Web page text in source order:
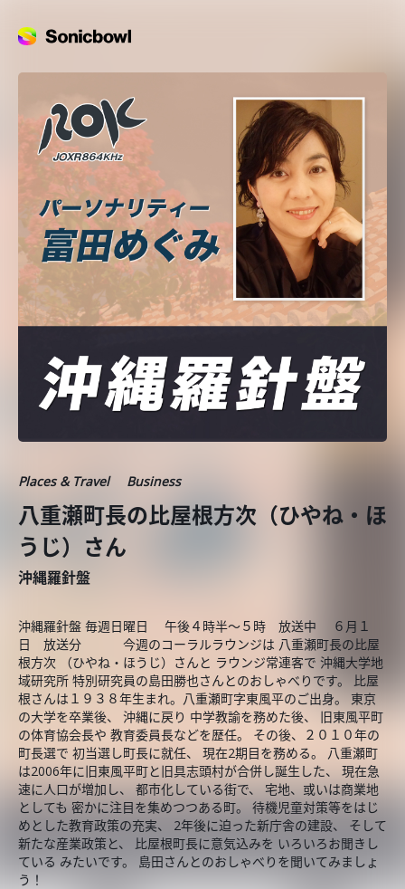
Places & Travel Business
八重瀬町長の比屋根方次（ひやね・ほ
うじ）さん
沖縄羅針盤
沖縄羅針盤 毎週日曜日 午後４時半～５時 放送中 ６月１
日 放送分 今週のコーラルラウンジは 八重瀬町長の比屋
根方次 （ひやね・ほうじ）さんと ラウンジ常連客で 沖縄大学地
域研究所 特別研究員の島田勝也さんとのおしゃべりです。 比屋
根さんは１９３８年生まれ。八重瀬町字東風平のご出身。 東京
の大学を卒業後、 沖縄に戻り 中学教諭を務めた後、 旧東風平町
の体育協会長や 教育委員長などを歴任。 その後、２０１０年の
町長選で 初当選し町長に就任、 現在2期目を務める。 八重瀬町
は2006年に旧東風平町と旧具志頭村が合併し誕生した、 現在急
速に人口が増加し、 都市化している街で、 宅地、或いは商業地
としても 密かに注目を集めつつある町。 待機児童対策等をはじ
めとした教育政策の充実、 2年後に迫った新庁舎の建設、 そして
新たな産業政策と、 比屋根町長に意気込みを いろいろお聞きし
ている みたいです。 島田さんとのおしゃべりを聞いてみましょ
う！